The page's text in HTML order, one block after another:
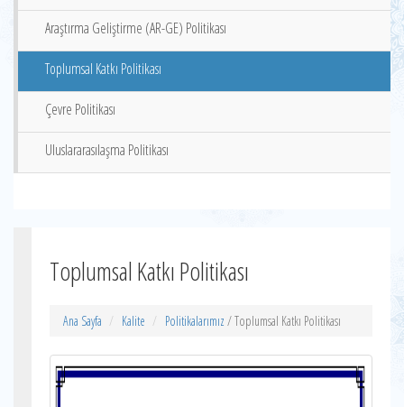
Araştırma Geliştirme (AR-GE) Politikası
Toplumsal Katkı Politikası
Çevre Politikası
Uluslararasılaşma Politikası
Toplumsal Katkı Politikası
Ana Sayfa Kalite Politikalarımız / Toplumsal Katkı Politikası